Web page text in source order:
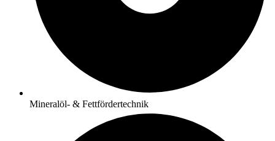
Mineralöl- & Fettfördertechnik